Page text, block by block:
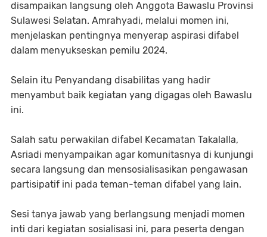
disampaikan langsung oleh Anggota Bawaslu Provinsi
Sulawesi Selatan. Amrahyadi, melalui momen ini,
menjelaskan pentingnya menyerap aspirasi difabel
dalam menyukseskan pemilu 2024.
Selain itu Penyandang disabilitas yang hadir
menyambut baik kegiatan yang digagas oleh Bawaslu
ini.
Salah satu perwakilan difabel Kecamatan Takalalla,
Asriadi menyampaikan agar komunitasnya di kunjungi
secara langsung dan mensosialisasikan pengawasan
partisipatif ini pada teman-teman difabel yang lain.
Sesi tanya jawab yang berlangsung menjadi momen
inti dari kegiatan sosialisasi ini, para peserta dengan